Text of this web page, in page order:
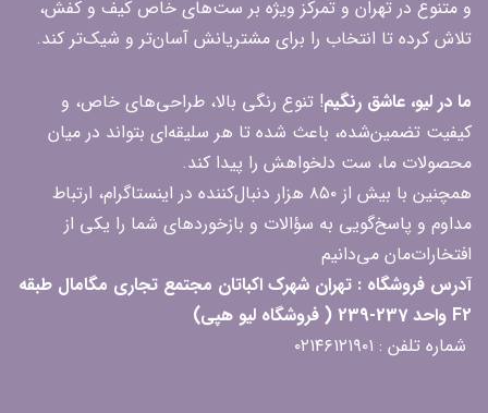
و متنوع در تهران و تمرکز ویژه بر ست‌های خاص کیف و کفش،
تلاش کرده تا انتخاب را برای مشتریانش آسان‌تر و شیک‌تر کند.
ما در لیو، عاشق رنگیم! تنوع رنگی بالا، طراحی‌های خاص، و
کیفیت تضمین‌شده، باعث شده تا هر سلیقه‌ای بتواند در میان
محصولات ما، ست دلخواهش را پیدا کند.
همچنین با بیش از ۸۵۰ هزار دنبال‌کننده در اینستاگرام، ارتباط
مداوم و پاسخ‌گویی به سؤالات و بازخوردهای شما را یکی از
افتخارات‌مان می‌دانیم
آدرس فروشگاه : تهران شهرک اکباتان مجتمع تجاری مگامال طبقه
F2 واحد 237-239 ( فروشگاه لیو هپی)
شماره تلفن : ۰۲۱۴۶۱۲۱۹۰۱